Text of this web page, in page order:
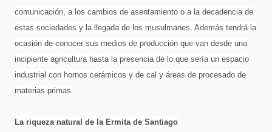
comunicación, a los cambios de asentamiento o a la decadencia de
estas sociedades y la llegada de los musulmanes. Además tendrá la
ocasión de conocer sus medios de producción que van desde una
incipiente agricultura hasta la presencia de lo que sería un espacio
industrial con hornos cerámicos y de cal y áreas de procesado de
materias primas.
La riqueza natural de la Ermita de Santiago